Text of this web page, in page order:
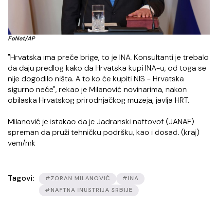
FoNet/AP
"Hrvatska ima preče brige, to je INA. Konsultanti je trebalo
da daju predlog kako da Hrvatska kupi INA-u, od toga se
nije dogodilo ništa. A to ko će kupiti NIS - Hrvatska
sigurno neće", rekao je Milanović novinarima, nakon
obilaska Hrvatskog prirodnjačkog muzeja, javlja HRT.
Milanović je istakao da je Jadranski naftovof (JANAF)
spreman da pruži tehničku podršku, kao i dosad. (kraj)
vem/mk
Tagovi: #ZORAN MILANOVIĆ
#INA
#NAFTNA INUSTRIJA SRBIJE